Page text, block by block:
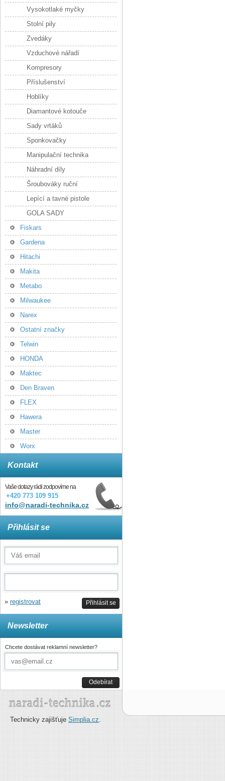
Vysokotlaké myčky
Stolní pily
Zvedáky
Vzduchové nářadí
Kompresory
Příslušenství
Hoblíky
Diamantové kotouče
Sady vrtáků
Sponkovačky
Manipulační technika
Náhradní díly
Šroubováky ruční
Lepící a tavné pistole
GOLA SADY
Fiskars
Gardena
Hitachi
Makita
Metabo
Milwaukee
Narex
Ostatní značky
Telwin
HONDA
Maktec
Den Braven
FLEX
Hawera
Master
Worx
Kontakt
Vaše dotazy rádi zodpovíme na
+420 773 109 915
info@naradi-technika.cz
Přihlásit se
Přihlásit se
» registrovat
Newsletter
Chcete dostávat reklamní newsletter?
Odebírat
Technicky zajišťuje Simplia.cz.